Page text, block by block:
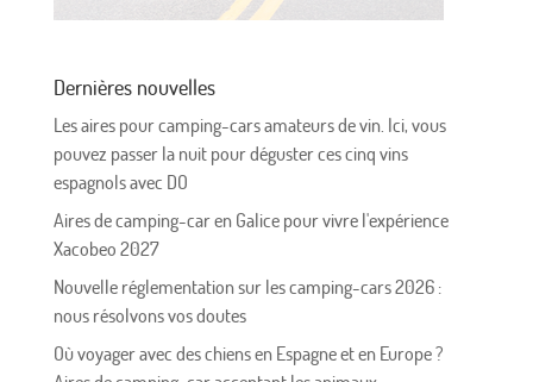
Dernières nouvelles
Les aires pour camping-cars amateurs de vin. Ici, vous
pouvez passer la nuit pour déguster ces cinq vins
espagnols avec DO
Aires de camping-car en Galice pour vivre l'expérience
Xacobeo 2027
Nouvelle réglementation sur les camping-cars 2026 :
nous résolvons vos doutes
Où voyager avec des chiens en Espagne et en Europe ?